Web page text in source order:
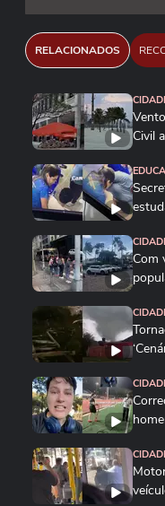
RELACIONADOS
Civil
Com